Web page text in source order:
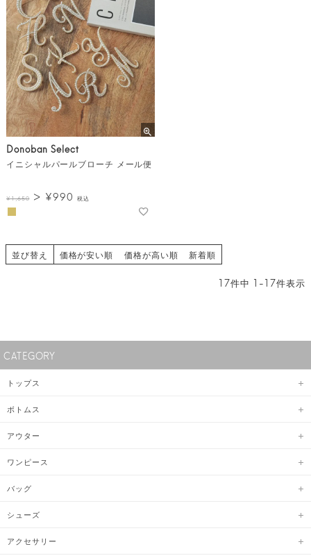
Donoban Select
イニシャルパールブローチ メール便
¥1,650 ¥990 税込
並び替え 価格が安い順 価格が高い順 新着順
17件中 1 -17件表示
CATEGORY
トップス
ボトムス
アウター
ワンピース
バッグ
シューズ
アクセサリー